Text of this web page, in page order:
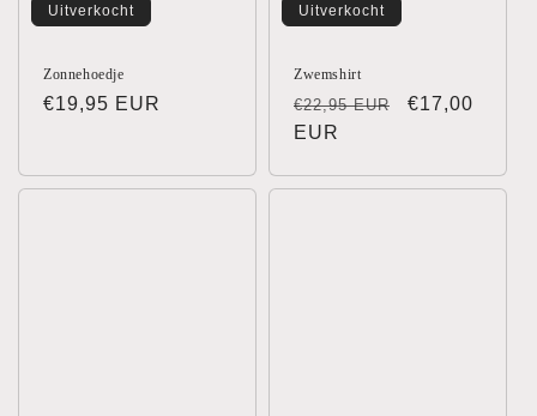
Uitverkocht
Zonnehoedje
Normale
€19,95 EUR
Uitverkocht
Zwemshirt
Normale
prijs
€22,95 EUR
€17,00
EUR